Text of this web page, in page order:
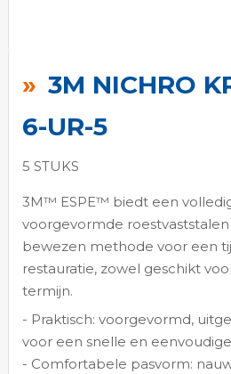
3M NICHRO
6-UR-5
5 STUKS
3M™ ESPE™ biedt een
voorgevormde
bewezen methode voor een
restauratie, zowel geschikt
termijn.
- Praktisch: voorgevormd,
voor een snelle en eenvoudige
- Comfortabele pasvorm:
het
begin
van
de
gallerij